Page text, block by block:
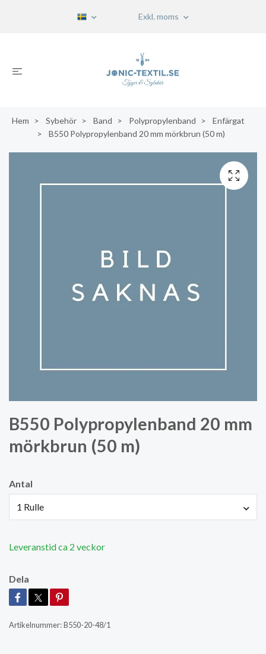
Exkl. moms
Hem Sybehör Band Polypropylenband
Enfärgat
B550 Polypropylenband 20 mm mörkbrun (50 m)
B550 Polypropylenband 20 mm
mörkbrun (50 m)
Antal
1 Rulle
Leveranstid ca 2 veckor
Dela
Artikelnummer:B550-20-48/1